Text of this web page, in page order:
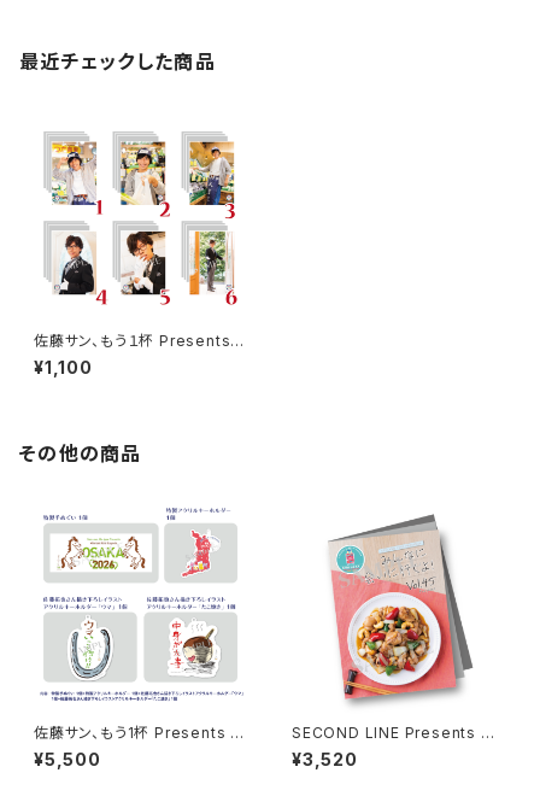
最近チェックした商品
佐藤サン、もう１杯 Presents
クリスマスイベント 2023 ブロ
マイド ※ランダム販売
¥1,100
その他の商品
佐藤サン、もう1杯 Presents み
んなに会いに行くよ！IN 大阪 グ
ッズセット
¥5,500
SECOND LINE Presents み
んなに会いに行くよ! 第45回 in
静岡 パンフレット
¥3,520